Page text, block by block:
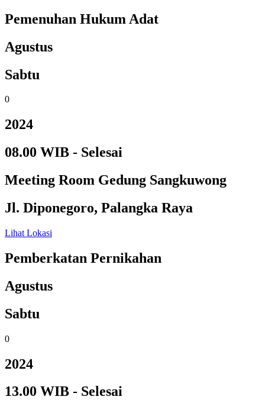
Pemenuhan Hukum Adat
Agustus
Sabtu
0
2024
08.00 WIB - Selesai
Meeting Room Gedung Sangkuwong
Jl. Diponegoro, Palangka Raya
Lihat Lokasi
Pemberkatan Pernikahan
Agustus
Sabtu
0
2024
13.00 WIB - Selesai